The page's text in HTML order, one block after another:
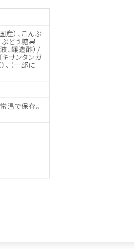
産）、こんぶ
ぶどう糖果
、醸造酢）/
キサンタンガ
、（一部に
温で保存。